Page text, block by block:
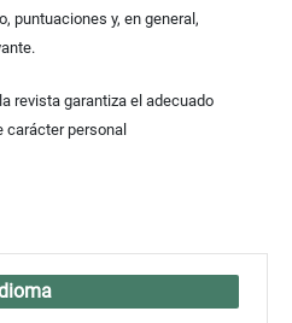
puntuaciones y, en general,
revista garantiza el adecuado
carácter personal